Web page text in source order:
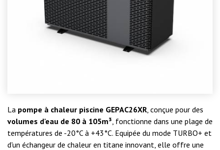
La pompe à chaleur piscine GEPAC26XR, conçue pour des
volumes d'eau de 80 à 105m³, fonctionne dans une plage de
températures de -20°C à +43°C. Equipée du mode TURBO+ et
d'un échangeur de chaleur en titane innovant, elle offre une